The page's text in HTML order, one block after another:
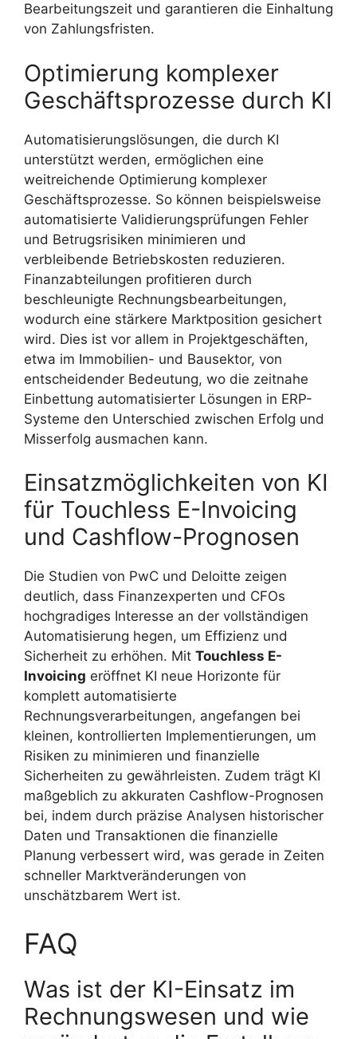
Bearbeitungszeit und garantieren die Einhaltung
von Zahlungsfristen.
Optimierung komplexer
Geschäftsprozesse durch KI
Automatisierungslösungen, die durch KI
unterstützt werden, ermöglichen eine
weitreichende Optimierung komplexer
Geschäftsprozesse. So können beispielsweise
automatisierte Validierungsprüfungen Fehler
und Betrugsrisiken minimieren und
verbleibende Betriebskosten reduzieren.
Finanzabteilungen profitieren durch
beschleunigte Rechnungsbearbeitungen,
wodurch eine stärkere Marktposition gesichert
wird. Dies ist vor allem in Projektgeschäften,
etwa im Immobilien- und Bausektor, von
entscheidender Bedeutung, wo die zeitnahe
Einbettung automatisierter Lösungen in ERP-
Systeme den Unterschied zwischen Erfolg und
Misserfolg ausmachen kann.
Einsatzmöglichkeiten von KI
für Touchless E-Invoicing
und Cashflow-Prognosen
Die Studien von PwC und Deloitte zeigen
deutlich, dass Finanzexperten und CFOs
hochgradiges Interesse an der vollständigen
Automatisierung hegen, um Effizienz und
Sicherheit zu erhöhen. Mit Touchless E-
Invoicing eröffnet KI neue Horizonte für
komplett automatisierte
Rechnungsverarbeitungen, angefangen bei
kleinen, kontrollierten Implementierungen, um
Risiken zu minimieren und finanzielle
Sicherheiten zu gewährleisten. Zudem trägt KI
maßgeblich zu akkuraten Cashflow-Prognosen
bei, indem durch präzise Analysen historischer
Daten und Transaktionen die finanzielle
Planung verbessert wird, was gerade in Zeiten
schneller Marktveränderungen von
unschätzbarem Wert ist.
FAQ
Was ist der KI-Einsatz im
Rechnungswesen und wie